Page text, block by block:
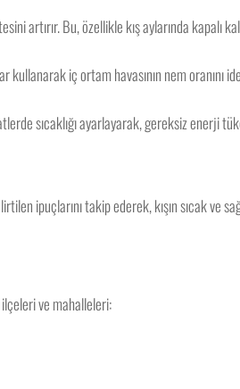
artırır. Bu, özellikle kış aylarında kapalı
kullanarak iç ortam havasının nem oranını
sıcaklığı ayarlayarak, gereksiz enerji
ipuçlarını takip ederek, kışın sıcak ve
ve mahalleleri: